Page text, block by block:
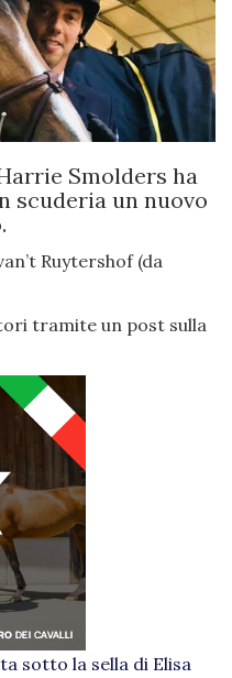
Smolders ha
scuderia un nuovo
Ruytershof (da
tramite un post sulla
sotto la sella di Elisa